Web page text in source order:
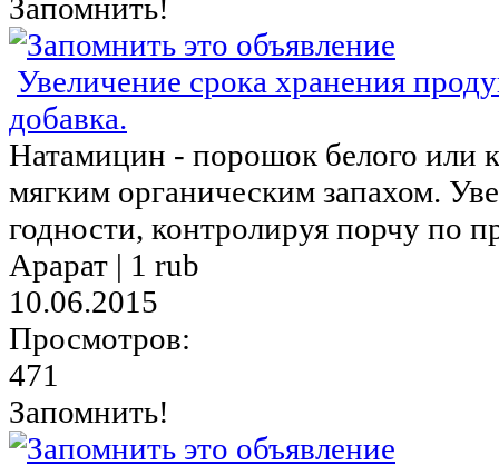
Запомнить!
Увеличение срока хранения
добавка.
Натамицин - порошок белого или
мягким органическим запахом.
годности, контролируя порчу по
Арарат | 1 rub
10.06.2015
Просмотров:
471
Запомнить!